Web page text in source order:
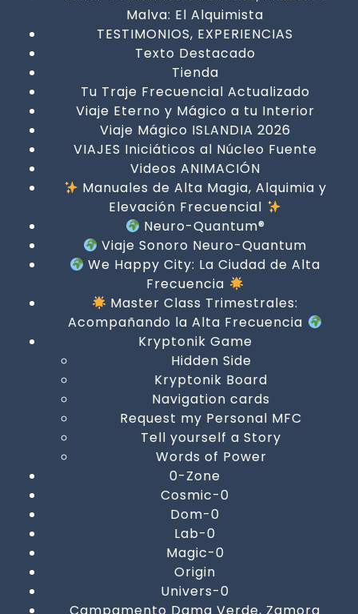
Malva: El Alquimista
TESTIMONIOS, EXPERIENCIAS
Texto Destacado
Tienda
Tu Traje Frecuencial Actualizado
Viaje Eterno y Mágico a tu Interior
Viaje Mágico ISLANDIA 2026
VIAJES Iniciáticos al Núcleo Fuente
Videos ANIMACIÓN
Manuales de Alta Magia, Alquimia y
Elevación Frecuencial
Neuro-Quantum®
Viaje Sonoro Neuro-Quantum
We Happy City: La Ciudad de Alta
Frecuencia
Master Class Trimestrales:
Acompañando la Alta Frecuencia
Kryptonik Game
Hidden Side
Kryptonik Board
Navigation cards
Request my Personal MFC
Tell yourself a Story
Words of Power
0-Zone
Cosmic-0
Dom-0
Lab-0
Magic-0
Origin
Univers-0